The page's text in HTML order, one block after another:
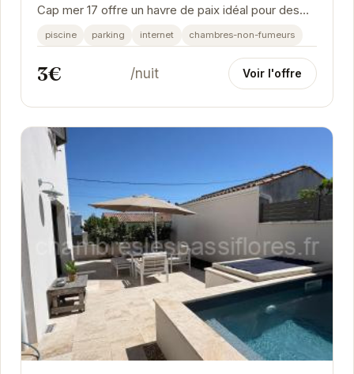
Cap mer 17 offre un havre de paix idéal pour des
vacances reposantes.
piscine parking internet chambres-non-fumeurs
3€ /nuit Voir l'offre